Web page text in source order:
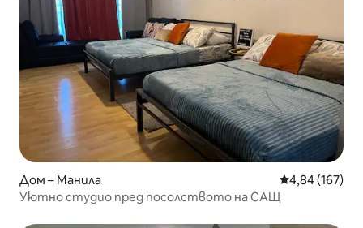
Дом – Манила Средна
4,84 (167)
Уютно студио пред посолството на САЩ